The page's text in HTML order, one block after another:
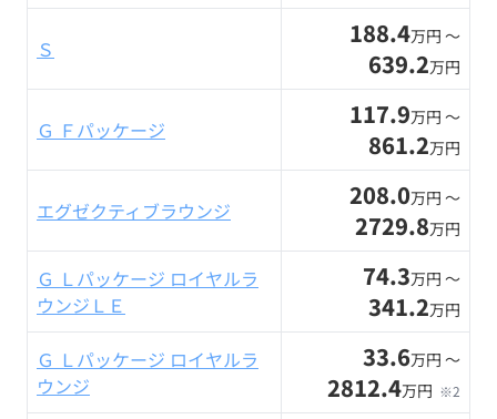
Ｓ 188.4万円 〜
639.2万円
Ｇ Ｆパッケージ 117.9万円 〜
861.2万円
エグゼクティブラウンジ 208.0万円 〜
2729.8万円
Ｇ Ｌパッケージ ロイヤルラ
ウンジＬＥ
74.3万円 〜
341.2万円
Ｇ Ｌパッケージ ロイヤルラ
ウンジ
33.6万円 〜
2812.4万円 ※2